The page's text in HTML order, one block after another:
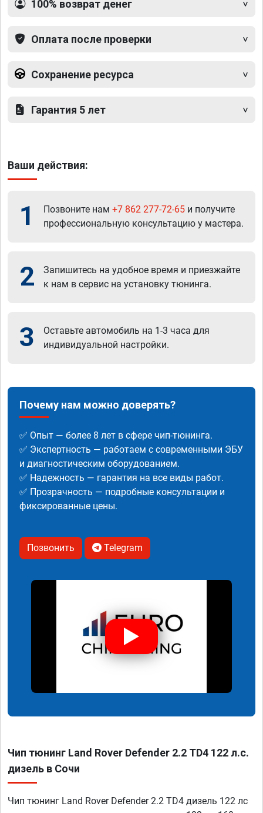
100% возврат денег
Оплата после проверки
Сохранение ресурса
Гарантия 5 лет
Ваши действия:
1 Позвоните нам +7 862 277-72-65 и получите
профессиональную консультацию у мастера.
2
Запишитесь на удобное время и приезжайте
к нам в сервис на установку тюнинга.
3
Оставьте автомобиль на 1-3 часа для
индивидуальной настройки.
Почему нам можно доверять?
✅ Опыт — более 8 лет в сфере чип-тюнинга.
✅ Экспертность — работаем с современными ЭБУ
и диагностическим оборудованием.
✅ Надежность — гарантия на все виды работ.
✅ Прозрачность — подробные консультации и
фиксированные цены.
Позвонить Telegram
Чип тюнинг Land Rover Defender 2.2 TD4 122 л.с.
дизель в Сочи
Чип тюнинг Land Rover Defender 2.2 TD4 дизель 122 лс